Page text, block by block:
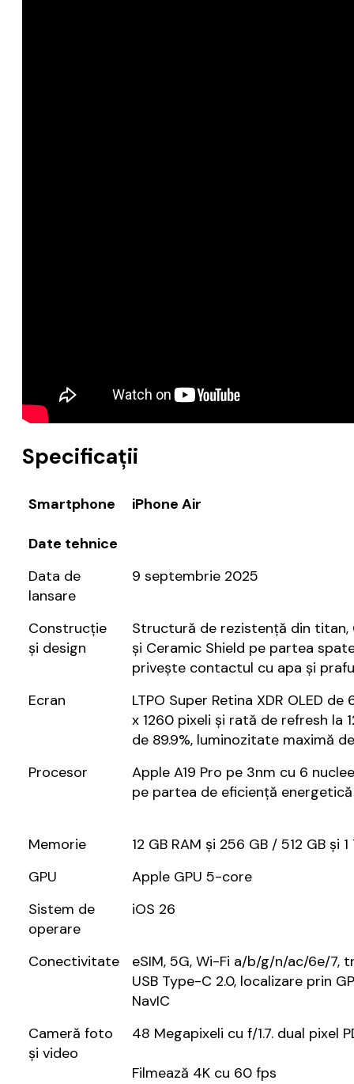
Specificații
Smartphone
Date tehnice
iPhone Air
Data de
lansare
9 septembrie 2025
Construcție
și design
Structură de rezistență din titan,
și Ceramic Shield pe partea
privește contactul cu apa și
Ecran
LTPO Super Retina XDR OLED
x 1260 pixeli și rată de refresh la
de 89.9%, luminozitate maximă
Procesor
Apple A19 Pro pe 3nm cu 6
pe partea de eficiență energetică
Memorie
12 GB RAM și 256 GB / 512 GB și
GPU
Apple GPU 5-core
Sistem de
operare
iOS 26
Conectivitate
eSIM, 5G, Wi-Fi a/b/g/n/ac/6e/7,
USB Type-C 2.0, localizare prin
NavIC
Cameră foto
și video
48 Megapixeli cu f/1.7. dual pixel
Filmează 4K cu 60 fps